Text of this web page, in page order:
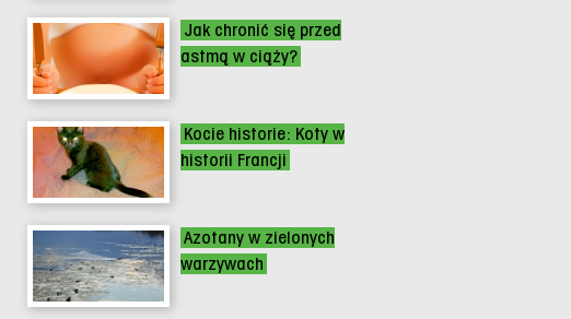
Jak chronić się przed
astmą w ciąży?
Kocie historie: Koty w
historii Francji
Azotany w zielonych
warzywach